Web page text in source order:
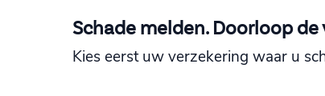
Schade melden. Doorloop
Kies eerst uw verzekering waar u